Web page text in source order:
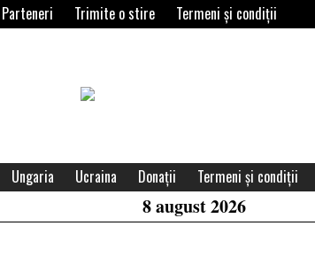
Parteneri Trimite o stire Termeni și condiții
Header
Area
Ungaria Ucraina Donații Termeni și condiții
8 august 2026